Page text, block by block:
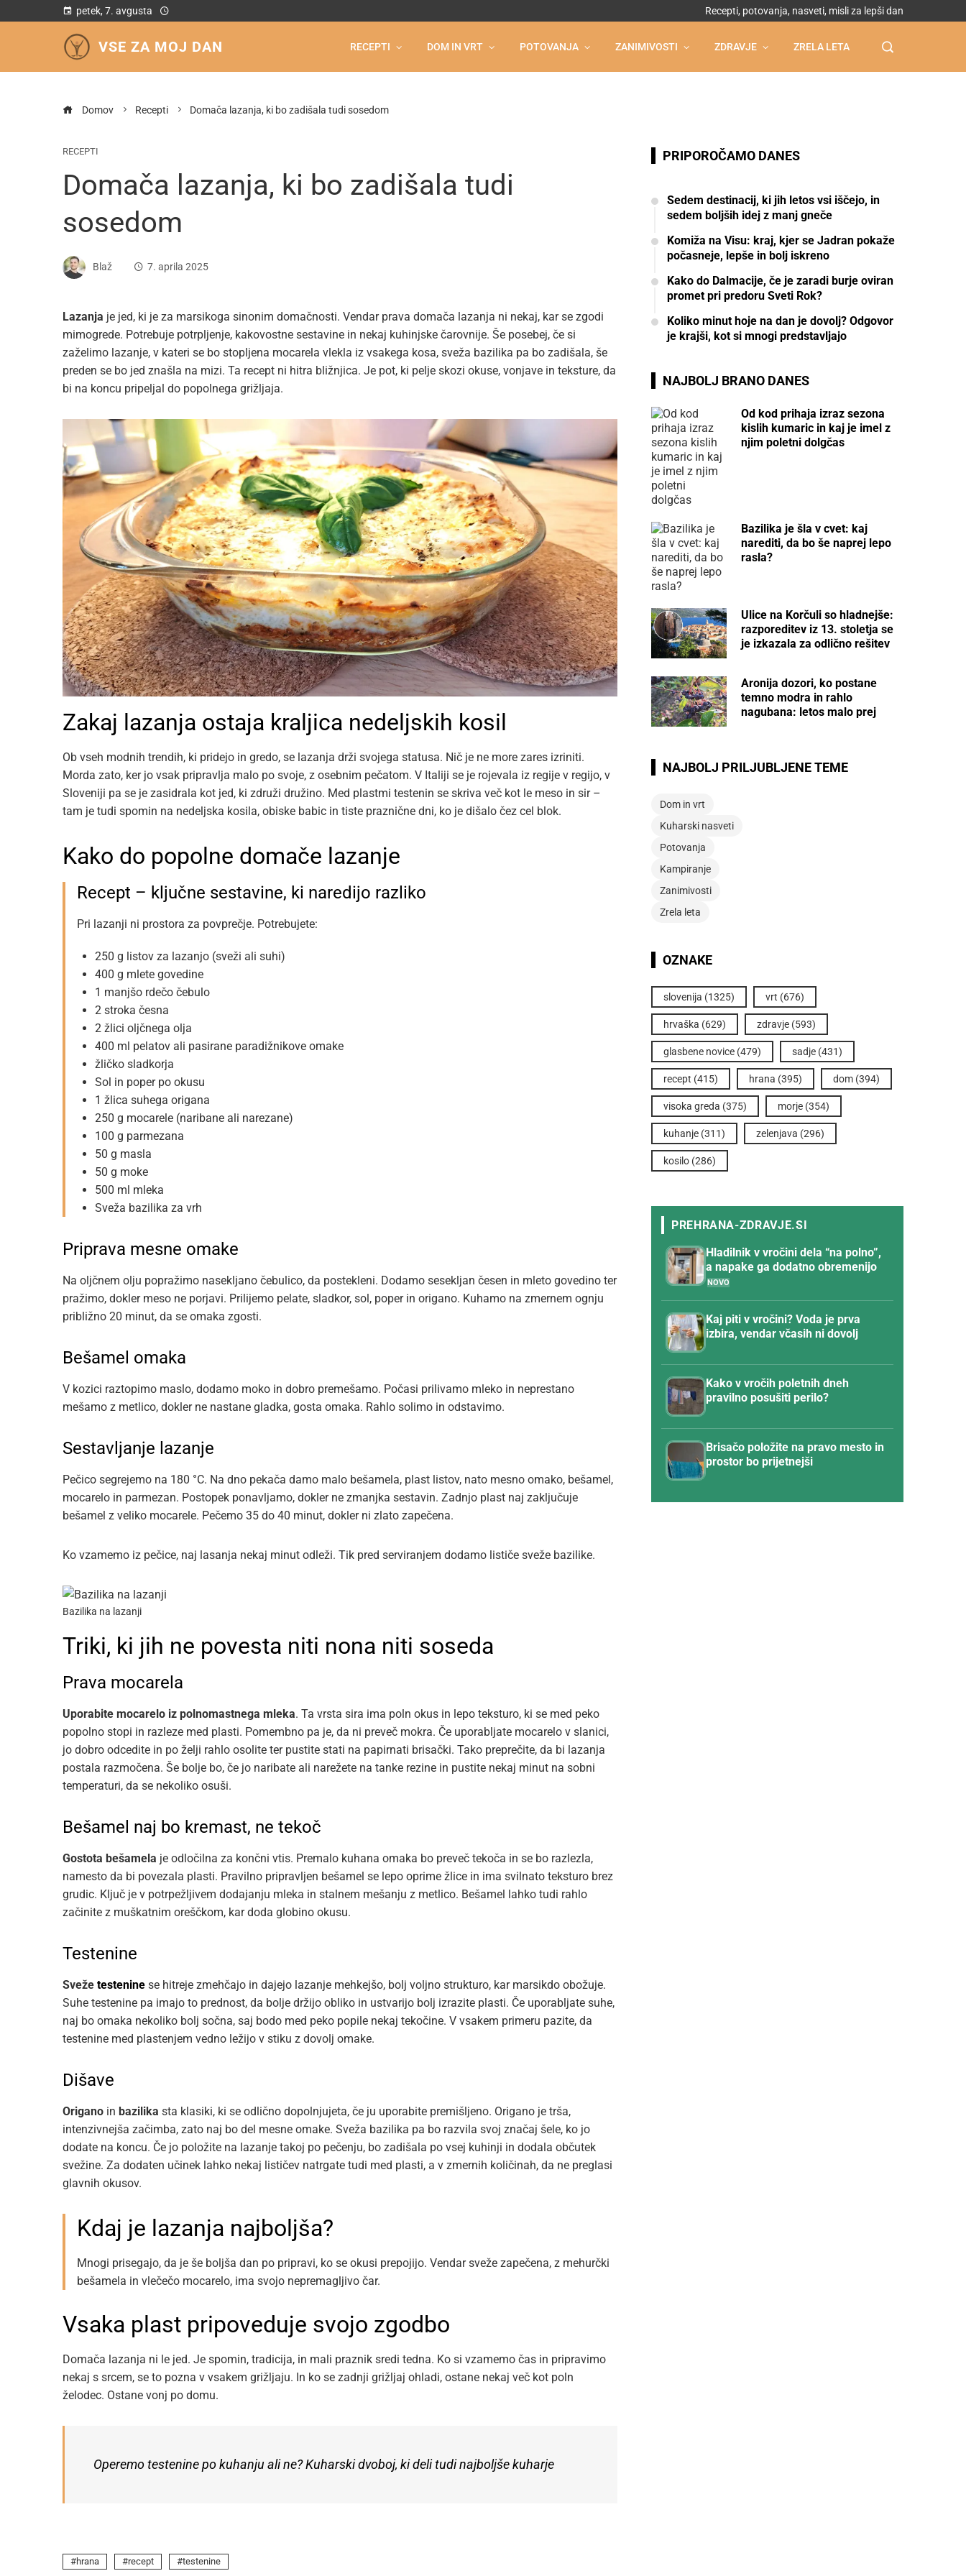
petek, 7. avgusta Recepti, potovanja, nasveti, misli za lepši dan
VSE ZA MOJ DAN RECEPTI DOM IN VRT POTOVANJA ZANIMIVOSTI ZDRAVJE ZRELA LETA
Domov Recepti Domača lazanja, ki bo zadišala tudi sosedom
RECEPTI
Domača lazanja, ki bo zadišala tudi
sosedom
Blaž 7. aprila 2025
Lazanja je jed, ki je za marsikoga sinonim domačnosti. Vendar prava domača lazanja ni nekaj, kar se zgodi
mimogrede. Potrebuje potrpljenje, kakovostne sestavine in nekaj kuhinjske čarovnije. Še posebej, če si
zaželimo lazanje, v kateri se bo stopljena mocarela vlekla iz vsakega kosa, sveža bazilika pa bo zadišala, še
preden se bo jed znašla na mizi. Ta recept ni hitra bližnjica. Je pot, ki pelje skozi okuse, vonjave in teksture, da
bi na koncu pripeljal do popolnega grižljaja.
Zakaj lazanja ostaja kraljica nedeljskih kosil
Ob vseh modnih trendih, ki pridejo in gredo, se lazanja drži svojega statusa. Nič je ne more zares izriniti.
Morda zato, ker jo vsak pripravlja malo po svoje, z osebnim pečatom. V Italiji se je rojevala iz regije v regijo, v
Sloveniji pa se je zasidrala kot jed, ki združi družino. Med plastmi testenin se skriva več kot le meso in sir –
tam je tudi spomin na nedeljska kosila, obiske babic in tiste praznične dni, ko je dišalo čez cel blok.
Kako do popolne domače lazanje
Recept – ključne sestavine, ki naredijo razliko
Pri lazanji ni prostora za povprečje. Potrebujete:
250 g listov za lazanjo (sveži ali suhi)
400 g mlete govedine
1 manjšo rdečo čebulo
2 stroka česna
2 žlici oljčnega olja
400 ml pelatov ali pasirane paradižnikove omake
žličko sladkorja
Sol in poper po okusu
1 žlica suhega origana
250 g mocarele (naribane ali narezane)
100 g parmezana
50 g masla
50 g moke
500 ml mleka
Sveža bazilika za vrh
Priprava mesne omake
Na oljčnem olju popražimo nasekljano čebulico, da postekleni. Dodamo sesekljan česen in mleto govedino ter
pražimo, dokler meso ne porjavi. Prilijemo pelate, sladkor, sol, poper in origano. Kuhamo na zmernem ognju
približno 20 minut, da se omaka zgosti.
Bešamel omaka
V kozici raztopimo maslo, dodamo moko in dobro premešamo. Počasi prilivamo mleko in neprestano
mešamo z metlico, dokler ne nastane gladka, gosta omaka. Rahlo solimo in odstavimo.
Sestavljanje lazanje
Pečico segrejemo na 180 °C. Na dno pekača damo malo bešamela, plast listov, nato mesno omako, bešamel,
mocarelo in parmezan. Postopek ponavljamo, dokler ne zmanjka sestavin. Zadnjo plast naj zaključuje
bešamel z veliko mocarele. Pečemo 35 do 40 minut, dokler ni zlato zapečena.
Ko vzamemo iz pečice, naj lasanja nekaj minut odleži. Tik pred serviranjem dodamo lističe sveže bazilike.
Bazilika na lazanji
Triki, ki jih ne povesta niti nona niti soseda
Prava mocarela
Uporabite mocarelo iz polnomastnega mleka. Ta vrsta sira ima poln okus in lepo teksturo, ki se med peko
popolno stopi in razleze med plasti. Pomembno pa je, da ni preveč mokra. Če uporabljate mocarelo v slanici,
jo dobro odcedite in po želji rahlo osolite ter pustite stati na papirnati brisački. Tako preprečite, da bi lazanja
postala razmočena. Še bolje bo, če jo naribate ali narežete na tanke rezine in pustite nekaj minut na sobni
temperaturi, da se nekoliko osuši.
Bešamel naj bo kremast, ne tekoč
Gostota bešamela je odločilna za končni vtis. Premalo kuhana omaka bo preveč tekoča in se bo razlezla,
namesto da bi povezala plasti. Pravilno pripravljen bešamel se lepo oprime žlice in ima svilnato teksturo brez
grudic. Ključ je v potrpežljivem dodajanju mleka in stalnem mešanju z metlico. Bešamel lahko tudi rahlo
začinite z muškatnim oreščkom, kar doda globino okusu.
Testenine
Sveže testenine se hitreje zmehčajo in dajejo lazanje mehkejšo, bolj voljno strukturo, kar marsikdo obožuje.
Suhe testenine pa imajo to prednost, da bolje držijo obliko in ustvarijo bolj izrazite plasti. Če uporabljate suhe,
naj bo omaka nekoliko bolj sočna, saj bodo med peko popile nekaj tekočine. V vsakem primeru pazite, da
testenine med plastenjem vedno ležijo v stiku z dovolj omake.
Dišave
Origano in bazilika sta klasiki, ki se odlično dopolnjujeta, če ju uporabite premišljeno. Origano je trša,
intenzivnejša začimba, zato naj bo del mesne omake. Sveža bazilika pa bo razvila svoj značaj šele, ko jo
dodate na koncu. Če jo položite na lazanje takoj po pečenju, bo zadišala po vsej kuhinji in dodala občutek
svežine. Za dodaten učinek lahko nekaj lističev natrgate tudi med plasti, a v zmernih količinah, da ne preglasi
glavnih okusov.
Kdaj je lazanja najboljša?
Mnogi prisegajo, da je še boljša dan po pripravi, ko se okusi prepojijo. Vendar sveže zapečena, z mehurčki
bešamela in vlečečo mocarelo, ima svojo nepremagljivo čar.
Vsaka plast pripoveduje svojo zgodbo
Domača lazanja ni le jed. Je spomin, tradicija, in mali praznik sredi tedna. Ko si vzamemo čas in pripravimo
nekaj s srcem, se to pozna v vsakem grižljaju. In ko se zadnji grižljaj ohladi, ostane nekaj več kot poln
želodec. Ostane vonj po domu.
Operemo testenine po kuhanju ali ne? Kuharski dvoboj, ki deli tudi najboljše kuharje
hrana recept testenine
PRIPOROČAMO DANES
Sedem destinacij, ki jih letos vsi iščejo, in
sedem boljših idej z manj gneče
Komiža na Visu: kraj, kjer se Jadran pokaže
počasneje, lepše in bolj iskreno
Kako do Dalmacije, če je zaradi burje oviran
promet pri predoru Sveti Rok?
Koliko minut hoje na dan je dovolj? Odgovor
je krajši, kot si mnogi predstavljajo
NAJBOLJ BRANO DANES
Od kod prihaja izraz sezona
kislih kumaric in kaj je imel z
njim poletni dolgčas
Bazilika je šla v cvet: kaj
narediti, da bo še naprej lepo
rasla?
Ulice na Korčuli so hladnejše:
razporeditev iz 13. stoletja se
je izkazala za odlično rešitev
Aronija dozori, ko postane
temno modra in rahlo
nagubana: letos malo prej
NAJBOLJ PRILJUBLJENE TEME
Dom in vrt
Kuharski nasveti
Potovanja
Kampiranje
Zanimivosti
Zrela leta
OZNAKE
slovenija (1325) vrt (676)
hrvaška (629) zdravje (593)
glasbene novice (479) sadje (431)
recept (415) hrana (395) dom (394)
visoka greda (375) morje (354)
kuhanje (311) zelenjava (296)
kosilo (286)
Hladilnik v vročini dela “na polno”,
a napake ga dodatno obremenijo
Kaj piti v vročini? Voda je prva
izbira, vendar včasih ni dovolj
Kako v vročih poletnih dneh
pravilno posušiti perilo?
Brisačo položite na pravo mesto in
prostor bo prijetnejši